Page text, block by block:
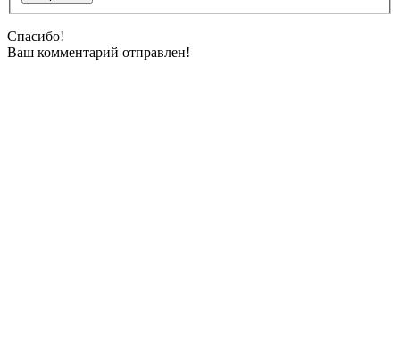
Спасибо!
Ваш комментарий отправлен!